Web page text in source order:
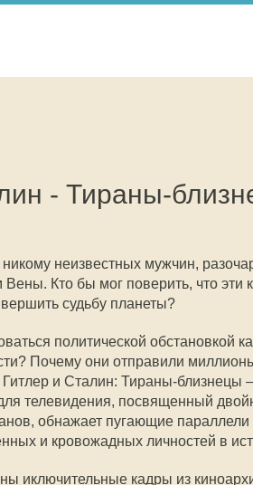
- Тираны-
неизвестных мужчин,
Кто бы мог поверить, что эти
судьбу планеты?
политической обстановкой
Почему они отправили
и Сталин: Тираны-близнецы
телевидения, посвященный
обнажает пугающие
и кровожадных личностей в
иключительные кадры из